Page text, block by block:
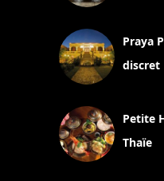
Praya
Petite
Thaïe